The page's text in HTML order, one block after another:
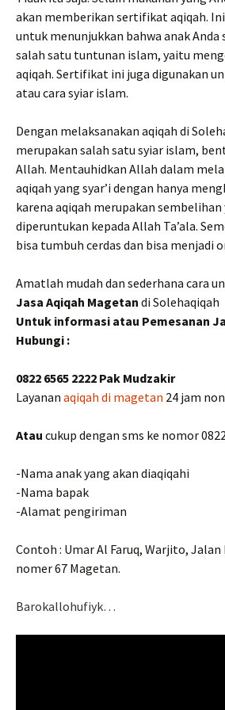
akan memberikan sertifikat aqiqah.
untuk menunjukkan bahwa anak Anda
salah satu tuntunan islam, yaitu
aqiqah. Sertifikat ini juga digunakan
atau cara syiar islam.
Dengan melaksanakan aqiqah di
merupakan salah satu syiar islam,
Allah. Mentauhidkan Allah dalam
aqiqah yang syar’i dengan hanya
karena aqiqah merupakan sembelihan
diperuntukan kepada Allah Ta’ala.
bisa tumbuh cerdas dan bisa menjadi
Amatlah mudah dan sederhana cara
Jasa Aqiqah Magetan di Solehaqiqah
Untuk informasi atau Pemesanan
Hubungi :
0822 6565 2222 Pak Mudzakir
Layanan aqiqah di magetan 24 jam
Atau cukup dengan sms ke nomor
-Nama anak yang akan diaqiqahi
-Nama bapak
-Alamat pengiriman
Contoh : Umar Al Faruq, Warjito,
nomer 67 Magetan.
Barokallohufiyk…